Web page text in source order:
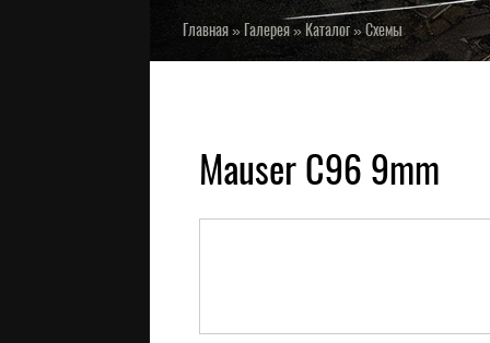
Главная» Галерея»Каталог»Схемы
Mauser C96 9mm